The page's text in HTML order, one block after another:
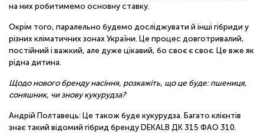
на них робитимемо основну ставку.
Окрім того, паралельно будемо досліджувати й інші гібриди у
різних кліматичних зонах України. Це процес довготривалий,
постійний і важкий, але дуже цікавий, бо своє є своє. Це вже як
рідна дитина.
Щодо нового бренду насіння, розкажіть, що це буде: пшениця,
соняшник, чи знову кукурудза?
Андрій Полтавець: Це також буде кукурудза. Багато клієнтів
знає такий відомий гібрид бренду DEKALB ДК 315 ФАО 310.